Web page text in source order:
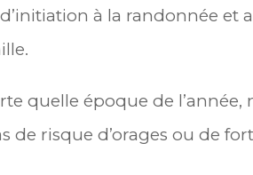
à la randonnée
quelle époque de
de risque d’orages ou de